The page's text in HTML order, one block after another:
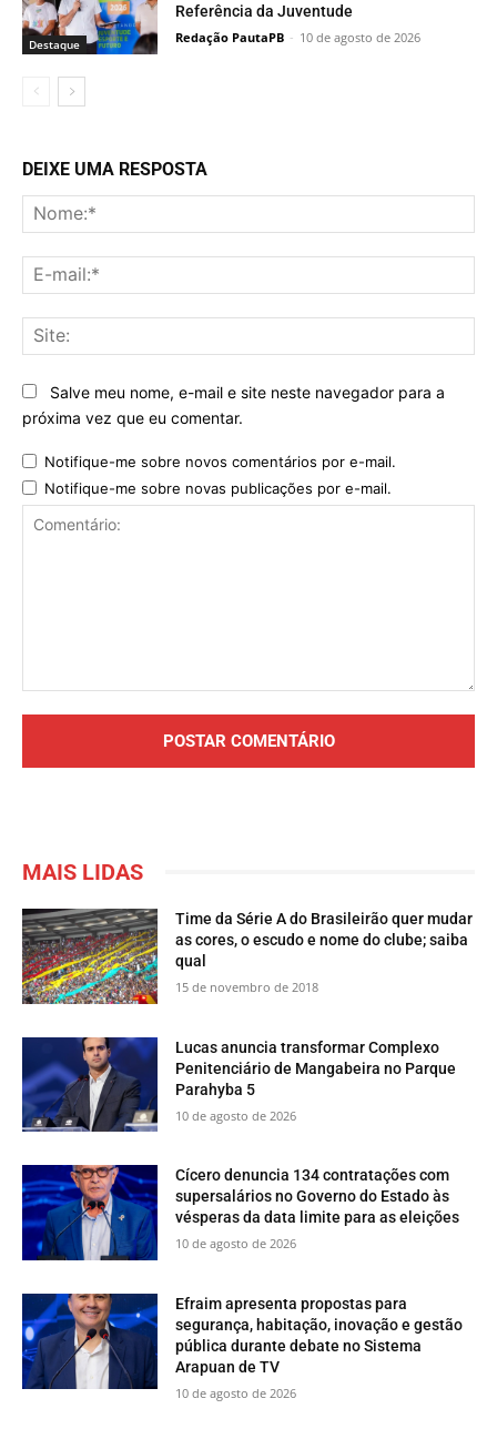
Destaque
Referência da Juventude
Redação PautaPB - 10 de agosto de 2026
DEIXE UMA RESPOSTA
Salve meu nome, e-mail e site neste navegador para a
próxima vez que eu comentar.
Notifique-me sobre novos comentários por e-mail.
Notifique-me sobre novas publicações por e-mail.
MAIS LIDAS
Time da Série A do Brasileirão quer mudar
as cores, o escudo e nome do clube; saiba
qual
15 de novembro de 2018
Lucas anuncia transformar Complexo
Penitenciário de Mangabeira no Parque
Parahyba 5
10 de agosto de 2026
Cícero denuncia 134 contratações com
supersalários no Governo do Estado às
vésperas da data limite para as eleições
10 de agosto de 2026
Efraim apresenta propostas para
segurança, habitação, inovação e gestão
pública durante debate no Sistema
Arapuan de TV
10 de agosto de 2026